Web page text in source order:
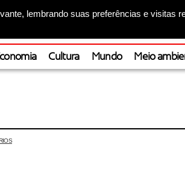
lembrando suas preferências e visitas
Cultura Mundo Meio